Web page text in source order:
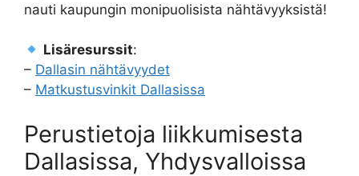
nauti kaupungin monipuolisista nähtävyyksistä!
Lisäresurssit:
– Dallasin nähtävyydet
– Matkustusvinkit Dallasissa
Perustietoja liikkumisesta
Dallasissa, Yhdysvalloissa